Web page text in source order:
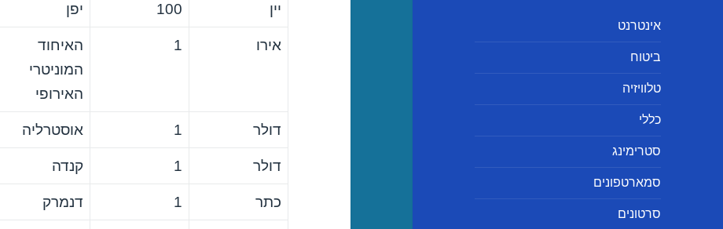
אינטרנט
ביטוח
טלוויזיה
כללי
סטרימינג
סמארטפונים
סרטונים
יין 100 יפן
אירו 1
האיחוד
המוניטרי
האירופי
דולר 1 אוסטרליה
דולר 1 קנדה
כתר 1 דנמרק